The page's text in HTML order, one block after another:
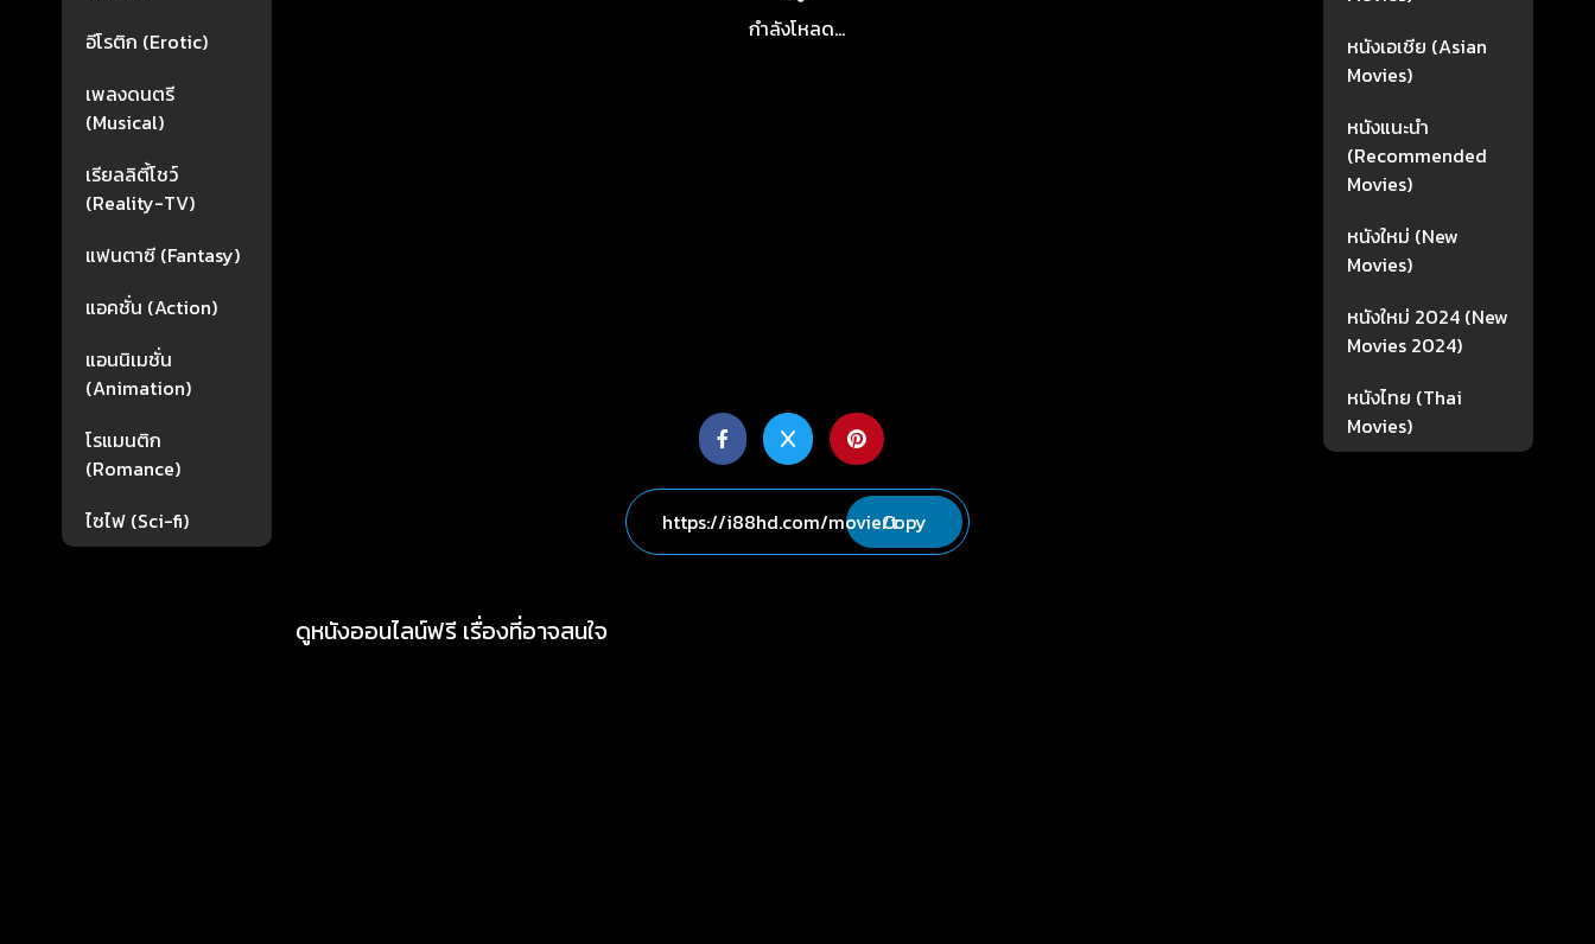
อีโรติก (Erotic)
เพลงดนตรี
(Musical)
เรียลลิตี้โชว์
(Reality-TV)
แฟนตาซี (Fantasy)
แอคชั่น (Action)
แอนนิเมชั่น
(Animation)
โรแมนติก
(Romance)
ไซไฟ (Sci-fi)
กำลังโหลด...
Copy
ดูหนังออนไลน์ฟรี เรื่องที่อาจสนใจ
หนังเอเชีย (Asian
Movies)
หนังแนะนำ
(Recommended
Movies)
หนังใหม่ (New
Movies)
หนังใหม่ 2024 (New
Movies 2024)
หนังไทย (Thai
Movies)